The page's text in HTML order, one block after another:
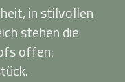
in stilvollen
stehen die
offen: